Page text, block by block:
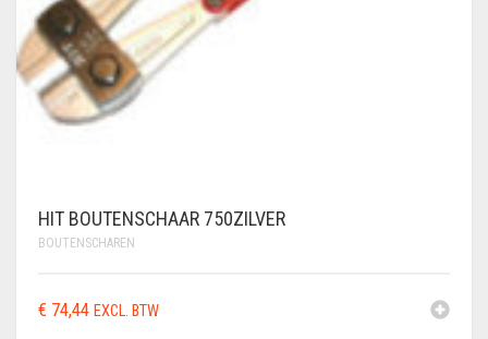
HIT BOUTENSCHAAR 750ZILVER
BOUTENSCHAREN
€ 74,44 EXCL. BTW